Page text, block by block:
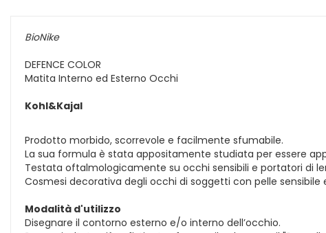
BioNike
DEFENCE COLOR
Matita Interno ed Esterno Occhi
Kohl&Kajal
Prodotto morbido, scorrevole e facilmente sfumabile.
La sua formula è stata appositamente studiata per essere
Testata oftalmologicamente su occhi sensibili e portatori di
Cosmesi decorativa degli occhi di soggetti con pelle
Modalità d'utilizzo
Disegnare il contorno esterno e/o interno dell’occhio.